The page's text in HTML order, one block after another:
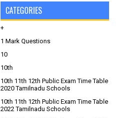
CATEGORIES
+
1 Mark Questions
10
10th
10th 11th 12th Public Exam Time Table
2020 Tamilnadu Schools
10th 11th 12th Public Exam Time Table
2022 Tamilnadu Schools